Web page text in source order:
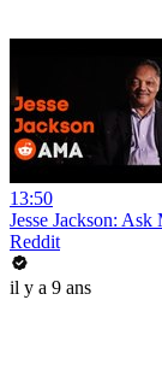
13:50
Jesse Jackson:
Reddit
il y a 9 ans